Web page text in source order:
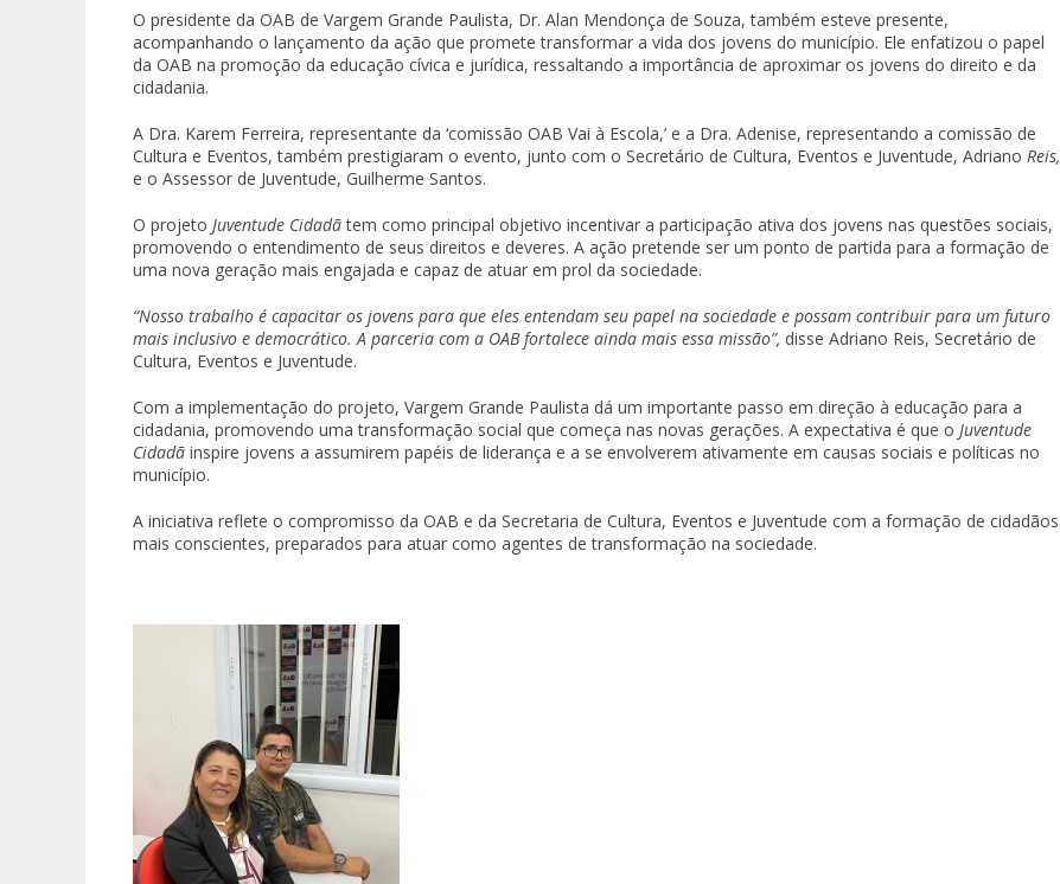
O presidente da OAB de Vargem Grande Paulista, Dr. Alan Mendonça de Souza, também esteve presente,
acompanhando o lançamento da ação que promete transformar a vida dos jovens do município. Ele enfatizou o papel
da OAB na promoção da educação cívica e jurídica, ressaltando a importância de aproximar os jovens do direito e da
cidadania.
A Dra. Karem Ferreira, representante da ‘comissão OAB Vai à Escola,’ e a Dra. Adenise, representando a comissão de
Cultura e Eventos, também prestigiaram o evento, junto com o Secretário de Cultura, Eventos e Juventude, Adriano Reis,
e o Assessor de Juventude, Guilherme Santos.
O projeto Juventude Cidadãtem como principal objetivo incentivar a participação ativa dos jovens nas questões sociais,
promovendo o entendimento de seus direitos e deveres. A ação pretende ser um ponto de partida para a formação de
uma nova geração mais engajada e capaz de atuar em prol da sociedade.
“Nosso trabalho é capacitar os jovens para que eles entendam seu papel na sociedade e possam contribuir para um futuro
mais inclusivo e democrático. A parceria com a OAB fortalece ainda mais essa missão”, disse Adriano Reis, Secretário de
Cultura, Eventos e Juventude.
Com a implementação do projeto, Vargem Grande Paulista dá um importante passo em direção à educação para a
cidadania, promovendo uma transformação social que começa nas novas gerações. A expectativa é que o Juventude
Cidadã inspire jovens a assumirem papéis de liderança e a se envolverem ativamente em causas sociais e políticas no
município.
A iniciativa reflete o compromisso da OAB e da Secretaria de Cultura, Eventos e Juventude com a formação de cidadãos
mais conscientes, preparados para atuar como agentes de transformação na sociedade.